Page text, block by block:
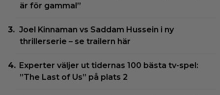
är för gammal”
Joel Kinnaman vs Saddam Hussein i ny
thrillerserie – se trailern här
Experter väljer ut tidernas 100 bästa tv-spel:
”The Last of Us” på plats 2